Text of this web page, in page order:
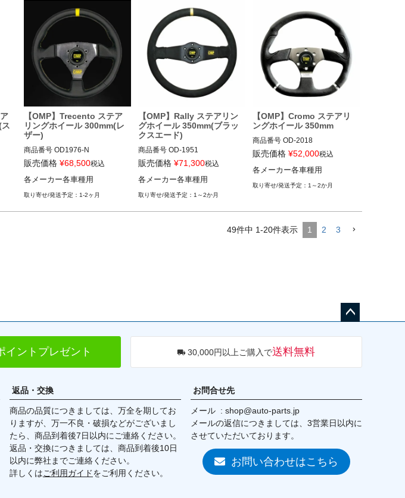
【OMP】Trecento ステア
リングホイール 300mm(レ
ザー)
商品番号 OD1976-N
OD1976_N
12ECS"OD/1976/N"
販売価格 ¥68,500税込
各メーカー各車種用
1-2ヶ月
【OMP】Rally ステアリン
グホイール 350mm(ブラッ
クスエード)
商品番号 OD-1951
販売価格 ¥71,300税込
各メーカー各車種用
1～2か月
【OMP】Cromo ステアリ
ングホイール 350mm
商品番号 OD-2018
販売価格 ¥52,000税込
各メーカー各車種用
1～2か月
49件中 1-20件表示 1 2 3
へ
イントプレゼント 30,000円以上ご購入で送料無料
返品・交換
商品の品質につきましては、万全を期してお
りますが、万一不良・破損などがございまし
たら、商品到着後7日以内にご連絡ください。
返品・交換につきましては、商品到着後10日
以内に弊社までご連絡ください。
詳しくはご利用ガイドをご利用ください。
お問合せ先
メール
shop@auto-parts.jp
メールの返信につきましては、3営業日以内に
させていただいております。
お問い合わせはこちら